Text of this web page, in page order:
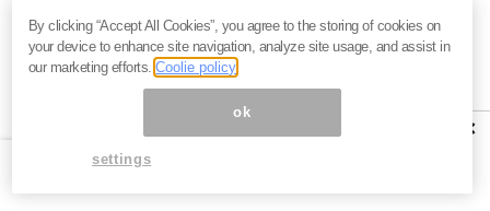
×
By clicking “Accept All Cookies”, you agree to the storing of cookies on
your device to enhance site navigation, analyze site usage, and assist in
our marketing efforts.Coolie policy
ok
settings